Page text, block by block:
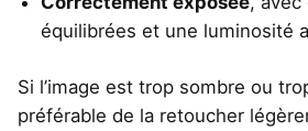
équilibrées et une luminosité
Si l’image est trop sombre ou
préférable de la retoucher